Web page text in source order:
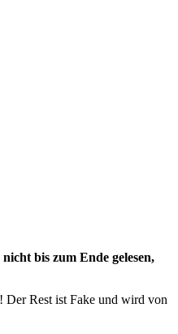
bis zum Ende gelesen,
Der Rest ist Fake und wird von